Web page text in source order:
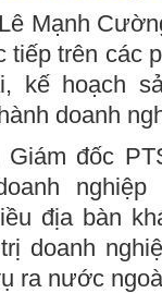
Mạnh
trên các
kế hoạch
doanh
đốc
địa bàn
doanh
ra nước